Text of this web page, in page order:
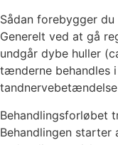
Sådan forebygger
Generelt ved at gå
undgår dybe huller
tænderne behandles
tandnervebetændelse
Behandlingsforløbet
Behandlingen